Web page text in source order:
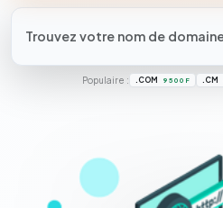
Populaire : .COM 9 500 F .CM